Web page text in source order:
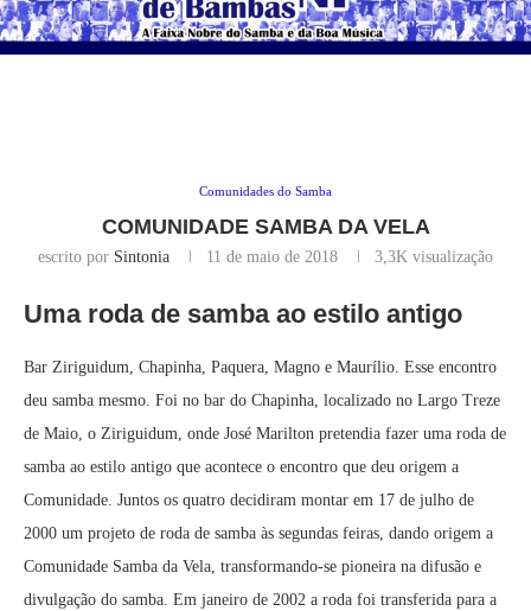
Comunidades do Samba
COMUNIDADE SAMBA DA VELA
escrito por Sintonia 11 de maio de 2018 3,3K visualização
Uma roda de samba ao estilo antigo
Bar Ziriguidum, Chapinha, Paquera, Magno e Maurílio. Esse encontro
deu samba mesmo. Foi no bar do Chapinha, localizado no Largo Treze
de Maio, o Ziriguidum, onde José Marilton pretendia fazer uma roda de
samba ao estilo antigo que acontece o encontro que deu origem a
Comunidade. Juntos os quatro decidiram montar em 17 de julho de
2000 um projeto de roda de samba às segundas feiras, dando origem a
Comunidade Samba da Vela, transformando-se pioneira na difusão e
divulgação do samba. Em janeiro de 2002 a roda foi transferida para a